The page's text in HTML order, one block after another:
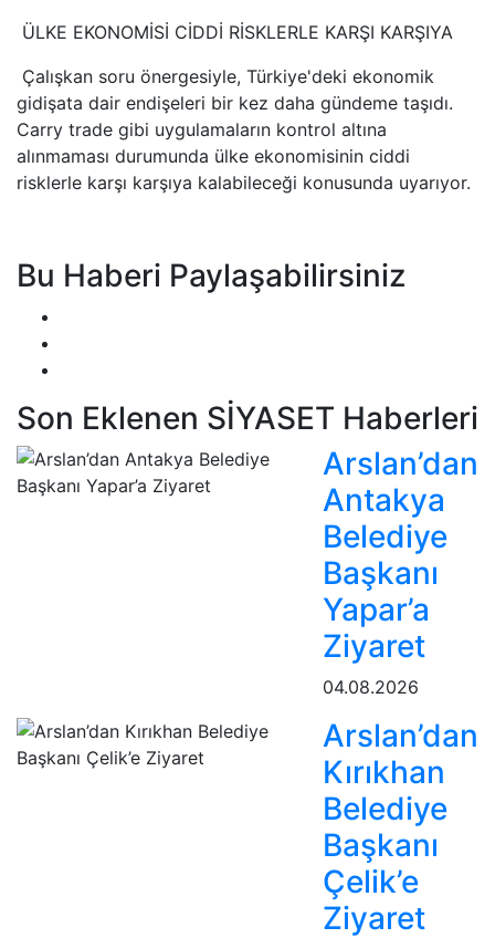
ÜLKE EKONOMİSİ CİDDİ RİSKLERLE KARŞI KARŞIYA
Çalışkan soru önergesiyle, Türkiye'deki ekonomik
gidişata dair endişeleri bir kez daha gündeme taşıdı.
Carry trade gibi uygulamaların kontrol altına
alınmaması durumunda ülke ekonomisinin ciddi
risklerle karşı karşıya kalabileceği konusunda uyarıyor.
Bu Haberi Paylaşabilirsiniz
Son Eklenen SİYASET Haberleri
Arslan’dan
Antakya
Belediye
Başkanı
Yapar’a
Ziyaret
04.08.2026
Arslan’dan
Kırıkhan
Belediye
Başkanı
Çelik’e
Ziyaret